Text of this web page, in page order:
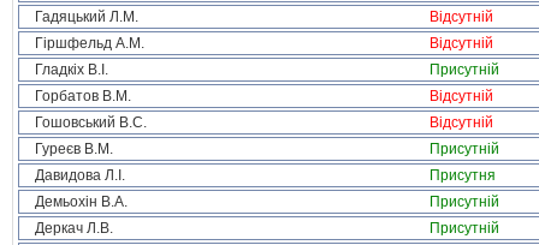
Гадяцький Л.М.
Відсутній
Гіршфельд А.М.
Відсутній
Гладкіх В.І.
Присутній
Горбатов В.М.
Відсутній
Гошовський В.С.
Відсутній
Гуреєв В.М.
Присутній
Давидова Л.І.
Присутня
Демьохін В.А.
Присутній
Деркач Л.В.
Присутній